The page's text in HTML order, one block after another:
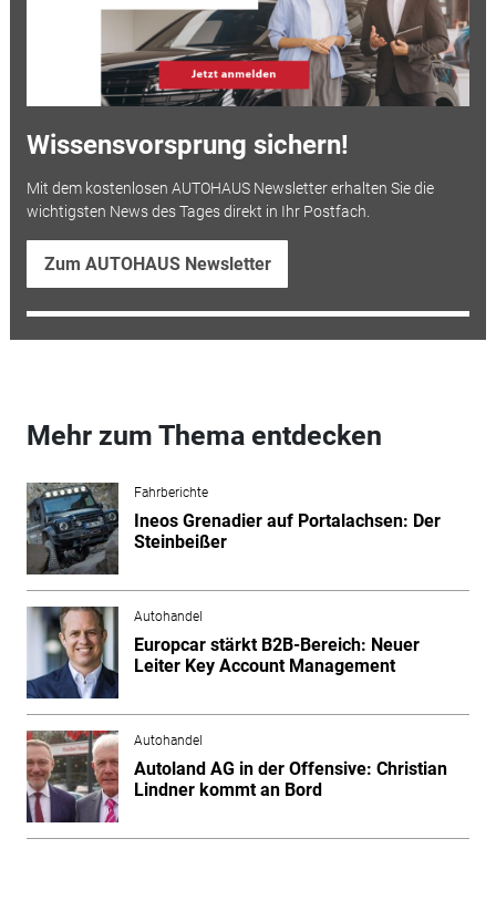
Wissensvorsprung sichern!
Mit dem kostenlosen AUTOHAUS Newsletter erhalten Sie die
wichtigsten News des Tages direkt in Ihr Postfach.
Zum AUTOHAUS Newsletter
Mehr zum Thema entdecken
Fahrberichte
Ineos Grenadier auf Portalachsen: Der
Steinbeißer
Autohandel
Europcar stärkt B2B-Bereich: Neuer
Leiter Key Account Management
Autohandel
Autoland AG in der Offensive: Christian
Lindner kommt an Bord